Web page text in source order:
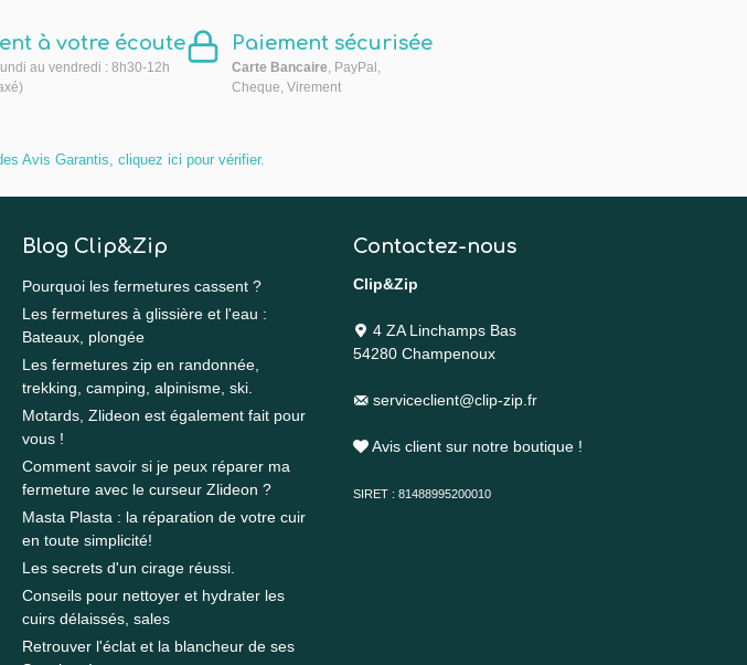
à votre écoute
au vendredi : 8h30-12h
Paiement sécurisée
Carte Bancaire, PayPal,
Cheque, Virement
Avis Garantis, cliquez ici pour vérifier.
Blog Clip&Zip
Pourquoi les fermetures cassent ?
Les fermetures à glissière et l'eau :
Bateaux, plongée
Les fermetures zip en randonnée,
trekking, camping, alpinisme, ski.
Motards, Zlideon est également fait pour
vous !
Comment savoir si je peux réparer ma
fermeture avec le curseur Zlideon ?
Masta Plasta : la réparation de votre cuir
en toute simplicité!
Les secrets d'un cirage réussi.
Conseils pour nettoyer et hydrater les
cuirs délaissés, sales
Retrouver l'éclat et la blancheur de ses
Contactez-nous
Clip&Zip
4 ZA Linchamps Bas
54280 Champenoux
serviceclient@clip-zip.fr
Avis client sur notre boutique !
SIRET : 81488995200010